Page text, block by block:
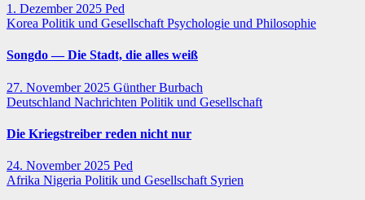
1. Dezember 2025 Ped
Korea Politik und Gesellschaft Psychologie und Philosophie
Songdo — Die Stadt, die alles weiß
27. November 2025 Günther Burbach
Deutschland Nachrichten Politik und Gesellschaft
Die Kriegstreiber reden nicht nur
24. November 2025 Ped
Afrika Nigeria Politik und Gesellschaft Syrien